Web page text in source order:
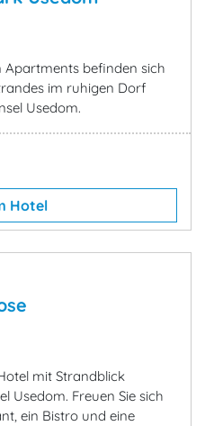
Apartments befinden sich
im ruhigen Dorf
Usedom.
Hotel
mit Strandblick
Usedom. Freuen Sie sich
ein Bistro und eine